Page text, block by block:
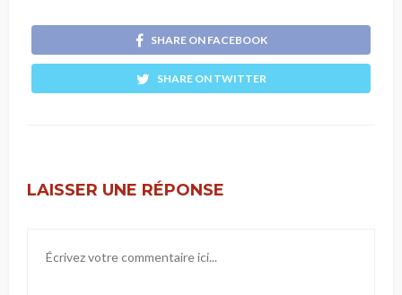
SHARE ON FACEBOOK
SHARE ON TWITTER
LAISSER UNE RÉPONSE